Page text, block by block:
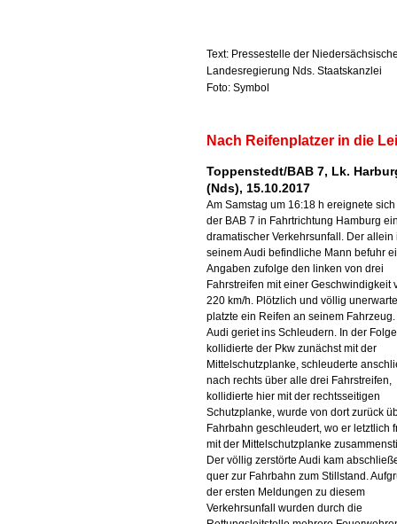
Text: Pressestelle der
Landesregierung Nds. Staatskanzlei
Foto: Symbol
Nach Reifenplatzer in die
Toppenstedt/BAB 7, Lk.
(Nds), 15.10.2017
Am Samstag um 16:18 h ereignete
der BAB 7 in Fahrtrichtung Hamburg
dramatischer Verkehrsunfall. Der allein
seinem Audi befindliche Mann befuhr
Angaben zufolge den linken von drei
Fahrstreifen mit einer Geschwindigkeit
220 km/h. Plötzlich und völlig
platzte ein Reifen an seinem
Audi geriet ins Schleudern. In der Folge
kollidierte der Pkw zunächst mit der
Mittelschutzplanke, schleuderte
nach rechts über alle drei Fahrstreifen,
kollidierte hier mit der rechtsseitigen
Schutzplanke, wurde von dort zurück
Fahrbahn geschleudert, wo er letztlich
mit der Mittelschutzplanke
Der völlig zerstörte Audi kam
quer zur Fahrbahn zum Stillstand.
der ersten Meldungen zu diesem
Verkehrsunfall wurden durch die